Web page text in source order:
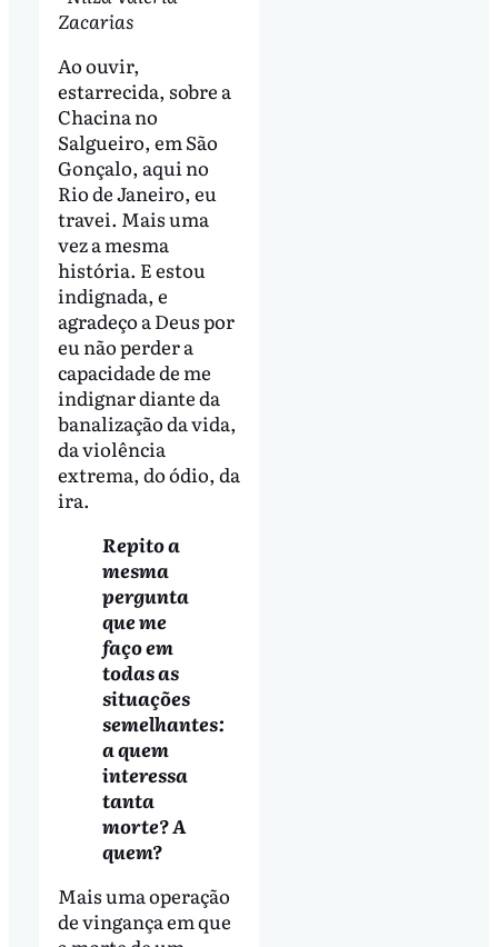
Zacarias
Ao ouvir,
estarrecida, sobre a
Chacina no
Salgueiro, em São
Gonçalo, aqui no
Rio de Janeiro, eu
travei. Mais uma
vez a mesma
história. E estou
indignada, e
agradeço a Deus por
eu não perder a
capacidade de me
indignar diante da
banalização da vida,
da violência
extrema, do ódio, da
ira.
Repito a
mesma
pergunta
que me
faço em
todas as
situações
semelhantes:
a quem
interessa
tanta
morte? A
quem?
Mais uma operação
de vingança em que